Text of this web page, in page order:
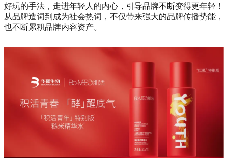
好玩的手法，走进年轻人的内心，引导品牌不断变得更年轻！
从品牌造词到成为社会热词，不仅带来强大的品牌传播势能，
也不断累积品牌内容资产。